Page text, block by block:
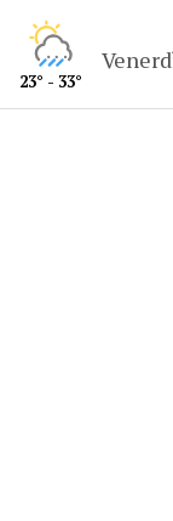
23° - 33°